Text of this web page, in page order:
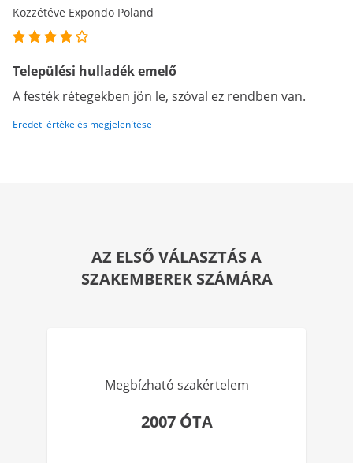
Közzétéve Expondo Poland
Települési hulladék emelő
A festék rétegekben jön le, szóval ez rendben van.
Eredeti értékelés megjelenítése
AZ ELSŐ VÁLASZTÁS A
SZAKEMBEREK SZÁMÁRA
Megbízható szakértelem
2007 ÓTA